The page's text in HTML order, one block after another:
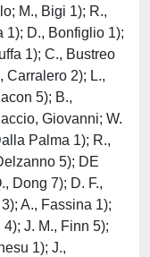
M., Bigi 1); R.,
1); D., Bonfiglio 1);
1); C., Bustreo
Carralero 2); L.,
5); B.,
Giovanni; W.
Palma 1); R.,
5); DE
Dong 7); D. F.,
A., Fassina 1);
J. M., Finn 5);
1); J.,